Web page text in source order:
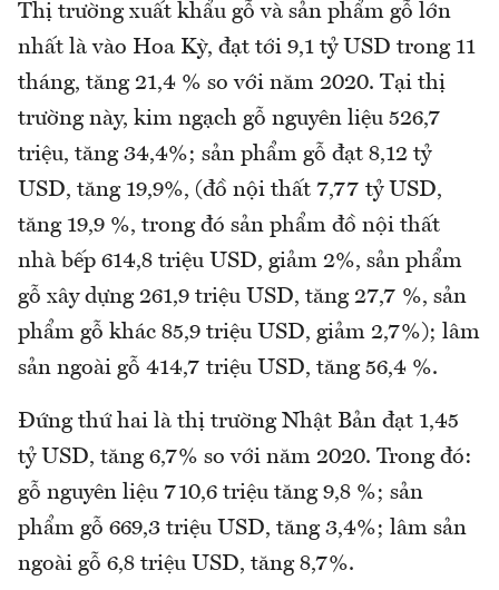
Thị trường xuất khẩu gỗ và sản phẩm gỗ lớn
nhất là vào Hoa Kỳ, đạt tới 9,1 tỷ USD trong 11
tháng, tăng 21,4 % so với năm 2020. Tại thị
trường này, kim ngạch gỗ nguyên liệu 526,7
triệu, tăng 34,4%; sản phẩm gỗ đạt 8,12 tỷ
USD, tăng 19,9%, (đồ nội thất 7,77 tỷ USD,
tăng 19,9 %, trong đó sản phẩm đồ nội thất
nhà bếp 614,8 triệu USD, giảm 2%, sản phẩm
gỗ xây dựng 261,9 triệu USD, tăng 27,7 %, sản
phẩm gỗ khác 85,9 triệu USD, giảm 2,7%); lâm
sản ngoài gỗ 414,7 triệu USD, tăng 56,4 %.
Đứng thứ hai là thị trường Nhật Bản đạt 1,45
tỷ USD, tăng 6,7% so với năm 2020. Trong đó:
gỗ nguyên liệu 710,6 triệu tăng 9,8 %; sản
phẩm gỗ 669,3 triệu USD, tăng 3,4%; lâm sản
ngoài gỗ 6,8 triệu USD, tăng 8,7%.